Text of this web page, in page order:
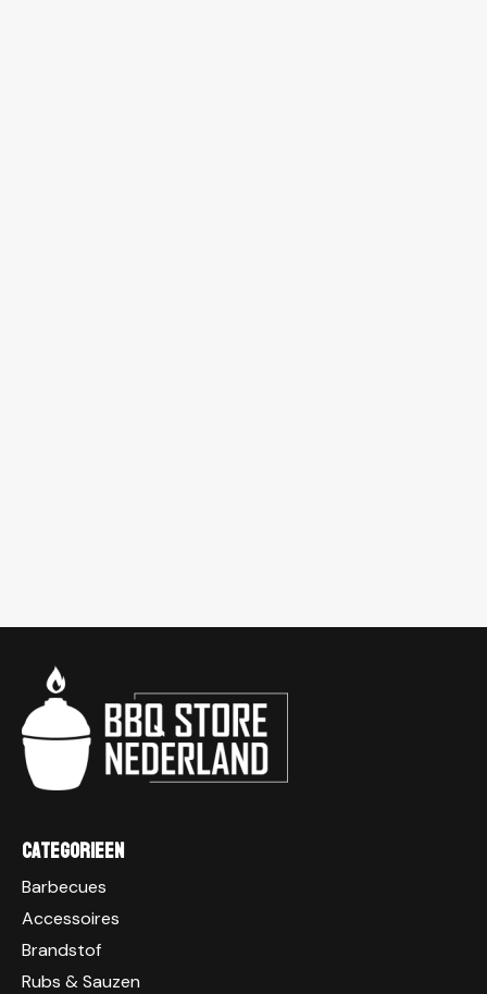
Categorieen
Barbecues
Accessoires
Brandstof
Rubs & Sauzen